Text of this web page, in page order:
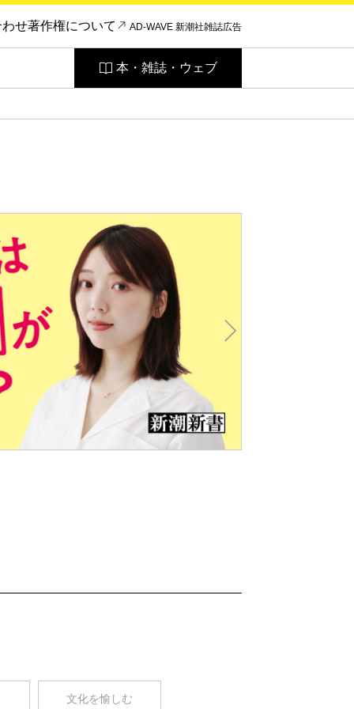
せ著作権について AD-WAVE 新潮社雑誌広告
本・雑誌・ウェブ
文化を愉しむ